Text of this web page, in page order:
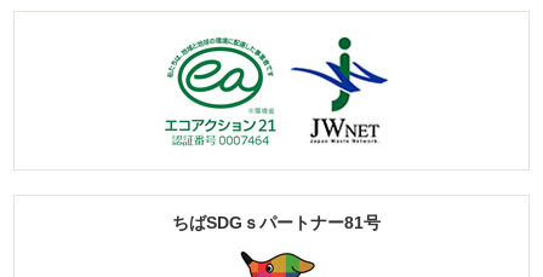
ちばSDGｓパートナー81号